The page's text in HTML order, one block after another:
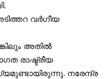
വർഗീയ
അതിൽ
രാഷ്ട്രീയ
നരേന്ദ്ര